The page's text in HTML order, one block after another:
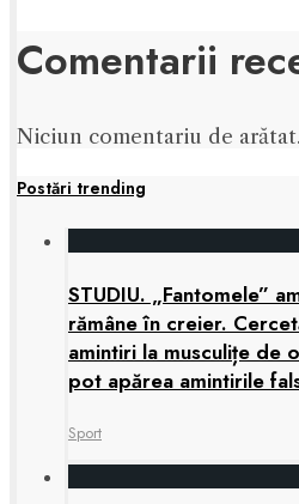
Comentarii
Niciun comentariu de arătat.
Postări trending
STUDIU. „Fantomele”
rămâne în creier.
amintiri la musculițe de
pot apărea amintirile
Sport